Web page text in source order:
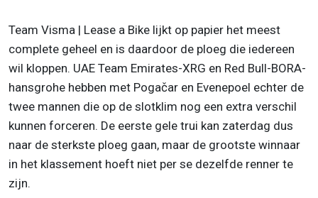
Team Visma | Lease a Bike lijkt op papier het meest
complete geheel en is daardoor de ploeg die iedereen
wil kloppen. UAE Team Emirates-XRG en Red Bull-BORA-
hansgrohe hebben met Pogačar en Evenepoel echter de
twee mannen die op de slotklim nog een extra verschil
kunnen forceren. De eerste gele trui kan zaterdag dus
naar de sterkste ploeg gaan, maar de grootste winnaar
in het klassement hoeft niet per se dezelfde renner te
zijn.